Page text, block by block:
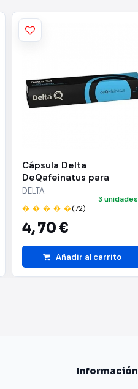
Cápsula Delta
DeQafeinatus para
cafeteras Delta/ Caja de
10
DELTA
� � � � �(72)
4,70 €
3 unidades
Añadir al carrito
Información